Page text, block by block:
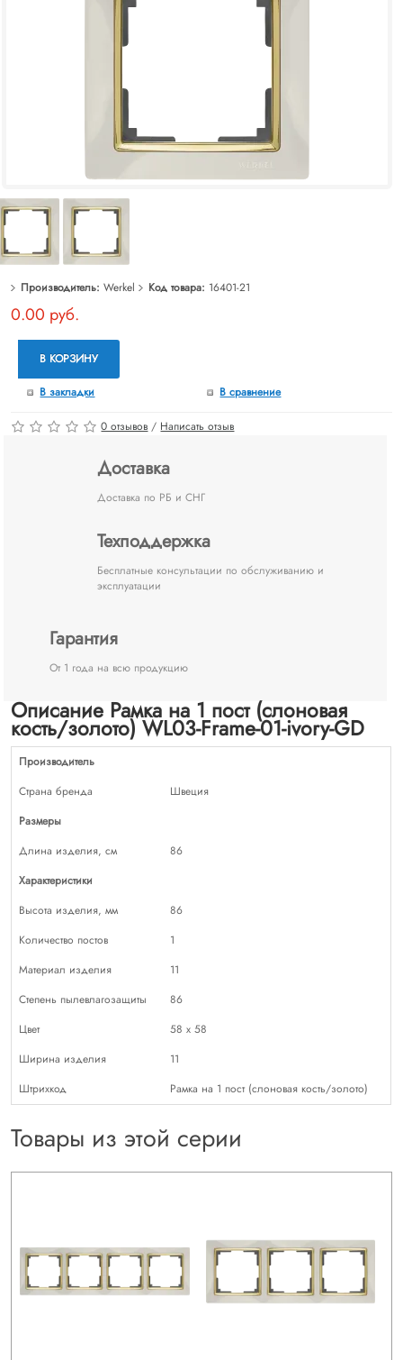
Производитель: Werkel Код товара: 16401-21
0.00 руб.
В КОРЗИНУ
В закладки В сравнение
0 отзывов / Написать отзыв
Доставка
Доставка по РБ и СНГ
Техподдержка
Бесплатные консультации по обслуживанию и
эксплуатации
Гарантия
От 1 года на всю продукцию
Описание Рамка на 1 пост (слоновая
кость/золото) WL03-Frame-01-ivory-GD
Производитель
Страна бренда
Швеция
Размеры
Длина изделия, см
86
Характеристики
Высота изделия, мм
86
Количество постов
1
Материал изделия
11
Степень пылевлагозащиты
86
Цвет
58 х 58
Ширина изделия
11
Штрихкод
Рамка на 1 пост (слоновая кость/золото)
Товары из этой серии